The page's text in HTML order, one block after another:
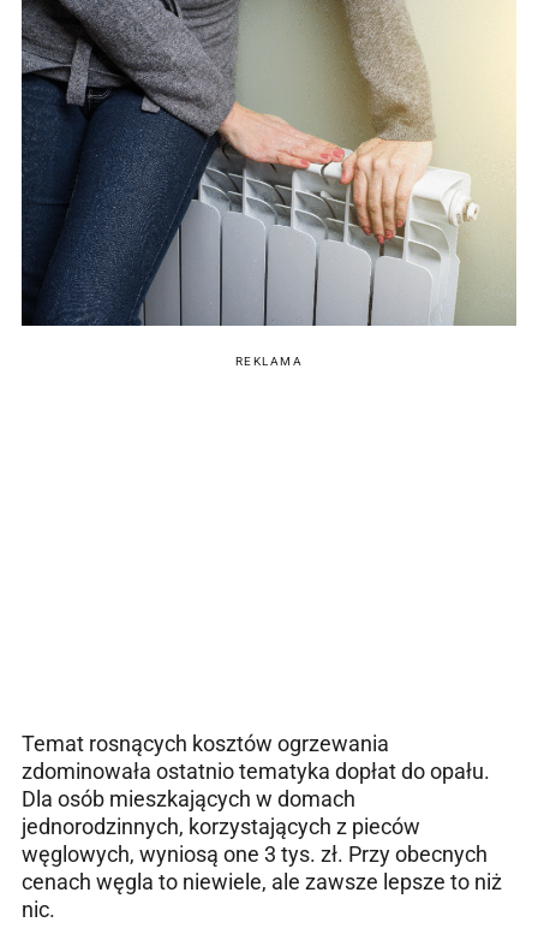
REKLAMA
Temat rosnących kosztów ogrzewania
zdominowała ostatnio tematyka dopłat do opału.
Dla osób mieszkających w domach
jednorodzinnych, korzystających z pieców
węglowych, wyniosą one 3 tys. zł. Przy obecnych
cenach węgla to niewiele, ale zawsze lepsze to niż
nic.